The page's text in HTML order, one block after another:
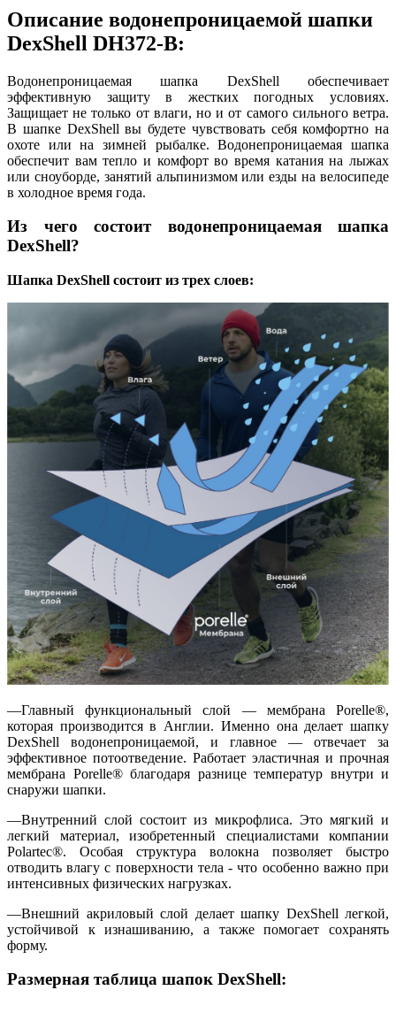
Описание водонепроницаемой шапки
DexShell DH372-B:
Водонепроницаемая шапка DexShell обеспечивает
эффективную защиту в жестких погодных условиях.
Защищает не только от влаги, но и от самого сильного ветра.
В шапке DexShell вы будете чувствовать себя комфортно на
охоте или на зимней рыбалке. Водонепроницаемая шапка
обеспечит вам тепло и комфорт во время катания на лыжах
или сноуборде, занятий альпинизмом или езды на велосипеде
в холодное время года.
Из чего состоит водонепроницаемая шапка
DexShell?
Шапка DexShell состоит из трех слоев:
—Главный функциональный слой — мембрана Porelle®,
которая производится в Англии. Именно она делает шапку
DexShell водонепроницаемой, и главное — отвечает за
эффективное потоотведение. Работает эластичная и прочная
мембрана Porelle® благодаря разнице температур внутри и
снаружи шапки.
—Внутренний слой состоит из микрофлиса. Это мягкий и
легкий материал, изобретенный специалистами компании
Polartec®. Особая структура волокна позволяет быстро
отводить влагу с поверхности тела - что особенно важно при
интенсивных физических нагрузках.
—Внешний акриловый слой делает шапку DexShell легкой,
устойчивой к изнашиванию, а также помогает сохранять
форму.
Размерная таблица шапок DexShell: